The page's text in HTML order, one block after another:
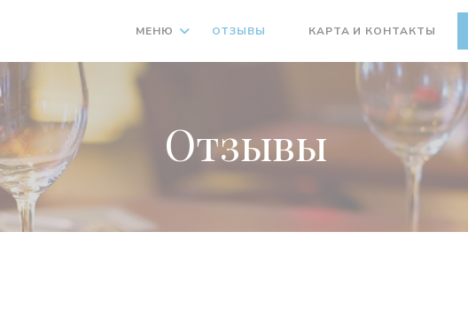
МЕНЮ ОТЗЫВЫ КАРТА И КОНТАКТЫ
Отзывы